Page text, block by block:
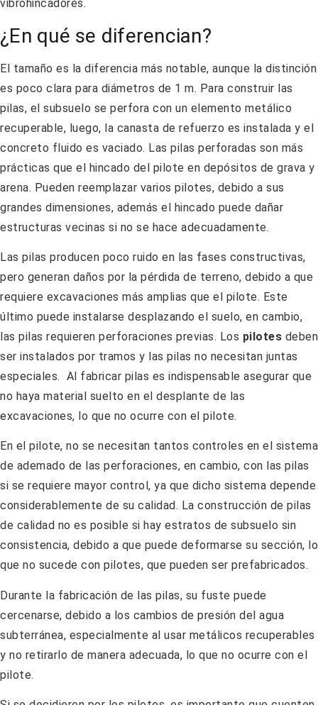
vibrohincadores.
¿En qué se diferencian?
El tamaño es la diferencia más notable, aunque la distinción
es poco clara para diámetros de 1 m. Para construir las
pilas, el subsuelo se perfora con un elemento metálico
recuperable, luego, la canasta de refuerzo es instalada y el
concreto fluido es vaciado. Las pilas perforadas son más
prácticas que el hincado del pilote en depósitos de grava y
arena. Pueden reemplazar varios pilotes, debido a sus
grandes dimensiones, además el hincado puede dañar
estructuras vecinas si no se hace adecuadamente.
Las pilas producen poco ruido en las fases constructivas,
pero generan daños por la pérdida de terreno, debido a que
requiere excavaciones más amplias que el pilote. Este
último puede instalarse desplazando el suelo, en cambio,
las pilas requieren perforaciones previas. Los pilotes deben
ser instalados por tramos y las pilas no necesitan juntas
especiales. Al fabricar pilas es indispensable asegurar que
no haya material suelto en el desplante de las
excavaciones, lo que no ocurre con el pilote.
En el pilote, no se necesitan tantos controles en el sistema
de ademado de las perforaciones, en cambio, con las pilas
si se requiere mayor control, ya que dicho sistema depende
considerablemente de su calidad. La construcción de pilas
de calidad no es posible si hay estratos de subsuelo sin
consistencia, debido a que puede deformarse su sección, lo
que no sucede con pilotes, que pueden ser prefabricados.
Durante la fabricación de las pilas, su fuste puede
cercenarse, debido a los cambios de presión del agua
subterránea, especialmente al usar metálicos recuperables
y no retirarlo de manera adecuada, lo que no ocurre con el
pilote.